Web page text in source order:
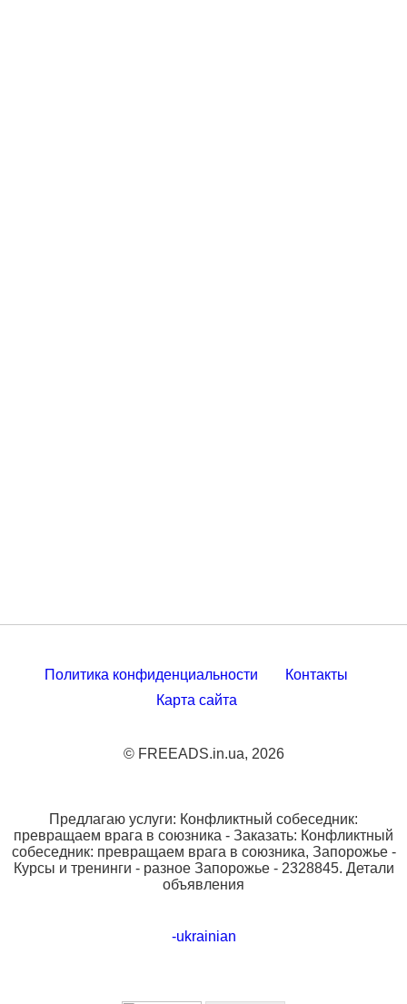
Политика конфиденциальности
Контакты
Карта сайта
© FREEADS.in.ua, 2026
Предлагаю услуги: Конфликтный собеседник:
превращаем врага в союзника - Заказать: Конфликтный
собеседник: превращаем врага в союзника, Запорожье -
Курсы и тренинги - разное Запорожье - 2328845. Детали
объявления
-ukrainian